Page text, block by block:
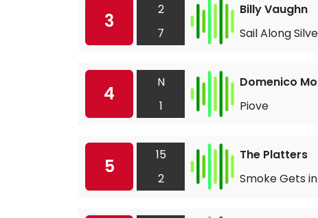
3
2
7
Billy Vaughn
Sail Along
4
N
1
Domenico
Piove
5
15
2
The Platters
Smoke Gets